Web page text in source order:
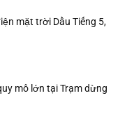
mặt trời Dầu Tiếng 5,
mô lớn tại Trạm dừng